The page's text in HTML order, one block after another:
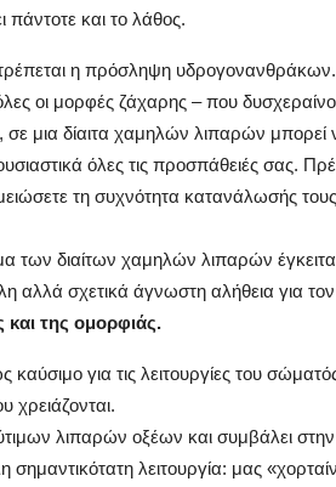
πάντοτε και το λάθος.
η πρόσληψη
οι μορφές ζάχαρης – που
μια δίαιτα χαμηλών λιπαρών
όλες τις προσπάθειές σας.
τη συχνότητα κατανάλωσής
των διαίτων χαμηλών λιπαρών
αλλά σχετικά άγνωστη αλήθεια για τον
και της ομορφιάς.
καύσιμο για τις λειτουργίες του
χρειάζονται.
λιπαρών οξέων και συμβάλει
σημαντικότατη λειτουργία: μας